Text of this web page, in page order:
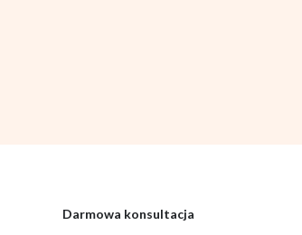
Darmowa konsultacja